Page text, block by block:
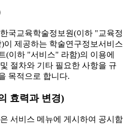
국교육학술정보원(이하 "교육정
이 제공하는 학술연구정보서비스
(이하 "서비스" 라함)의 이용에
절차와 기타 필요한 사항을 규
목적으로 합니다.
효력과 변경)
서비스 메뉴에 게시하여 공시함